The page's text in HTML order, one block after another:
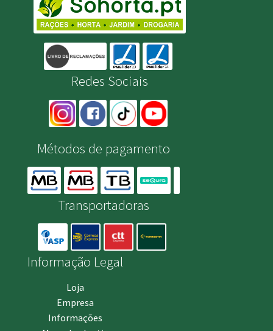
Redes Sociais
Métodos de pagamento
Transportadoras
Informação Legal
Loja
Empresa
Informações